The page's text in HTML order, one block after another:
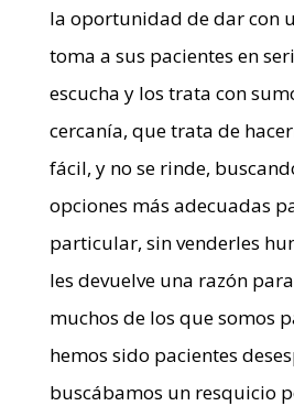
la oportunidad de dar con
toma a sus pacientes en
escucha y los trata con
cercanía, que trata de
fácil, y no se rinde,
opciones más adecuadas
particular, sin venderles
les devuelve una razón
muchos de los que somos
hemos sido pacientes
buscábamos un resquicio